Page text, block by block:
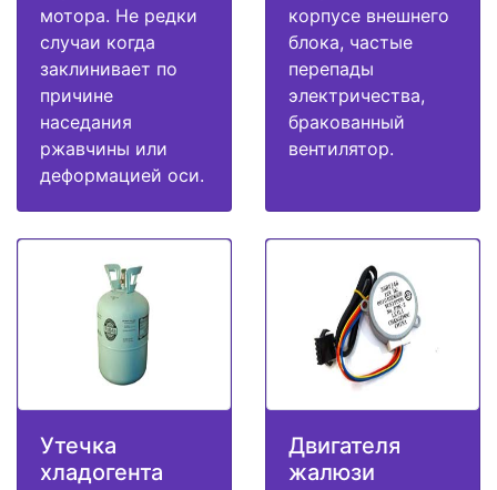
мотора. Не редки
случаи когда
заклинивает по
причине
наседания
ржавчины или
деформацией оси.
корпусе внешнего
блока, частые
перепады
электричества,
бракованный
вентилятор.
Утечка
хладогента
Двигателя
жалюзи